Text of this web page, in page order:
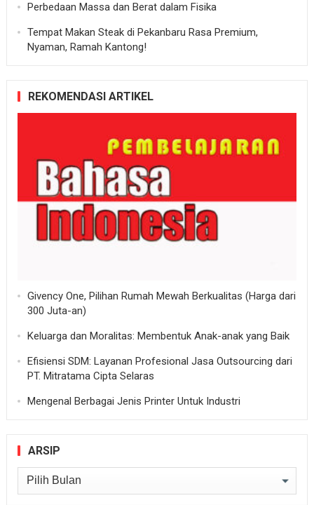
Perbedaan Massa dan Berat dalam Fisika
Tempat Makan Steak di Pekanbaru Rasa Premium,
Nyaman, Ramah Kantong!
REKOMENDASI ARTIKEL
Givency One, Pilihan Rumah Mewah Berkualitas (Harga dari
300 Juta-an)
Keluarga dan Moralitas: Membentuk Anak-anak yang Baik
Efisiensi SDM: Layanan Profesional Jasa Outsourcing dari
PT. Mitratama Cipta Selaras
Mengenal Berbagai Jenis Printer Untuk Industri
ARSIP
Arsip